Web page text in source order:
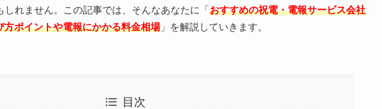
しれません。この記事では、そんなあなたに「 おすすめの祝電・電報サービス会社
ポイントや電報にかかる料金相場」を解説していきます。
目次